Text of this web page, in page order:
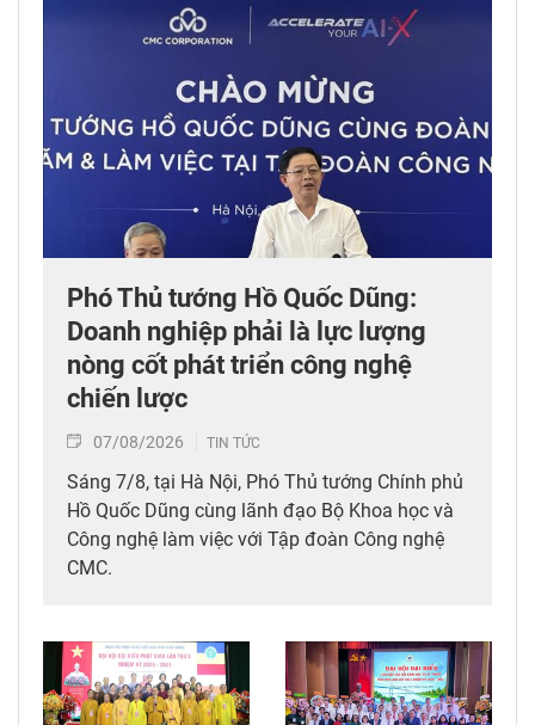
Phó Thủ tướng Hồ Quốc Dũng:
Doanh nghiệp phải là lực lượng
nòng cốt phát triển công nghệ
chiến lược
07/08/2026 TIN TỨC
Sáng 7/8, tại Hà Nội, Phó Thủ tướng Chính phủ
Hồ Quốc Dũng cùng lãnh đạo Bộ Khoa học và
Công nghệ làm việc với Tập đoàn Công nghệ
CMC.